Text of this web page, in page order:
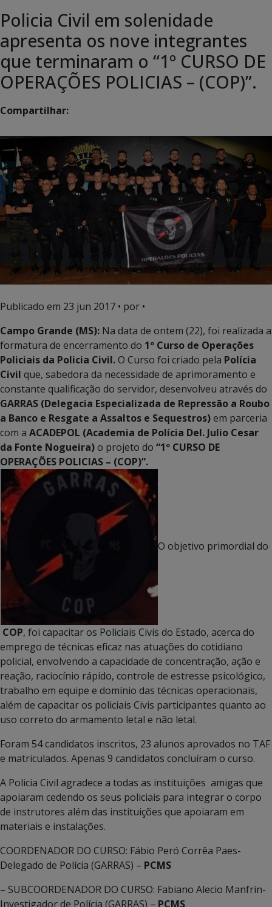
Policia Civil em solenidade
apresenta os nove integrantes
que terminaram o “1º CURSO DE
OPERAÇÕES POLICIAS – (COP)”.
Compartilhar:
Publicado em 23 jun 2017 • por •
Campo Grande (MS): Na data de ontem (22), foi realizada a
formatura de encerramento do 1º Curso de Operações
Policiais da Policia Civil.O Curso foi criado pela Polícia
Civil que, sabedora da necessidade de aprimoramento e
constante qualificação do servidor, desenvolveu através do
GARRAS (Delegacia Especializada de Repressão a Roubo
a Banco e Resgate a Assaltos e Sequestros)em parceria
com a ACADEPOL (Academia de Polícia Del. Julio Cesar
da Fonte Nogueira)o projeto do “1º CURSO DE
OPERAÇÕES POLICIAS – (COP)”.
O objetivo primordial do
COP, foi capacitar os Policiais Civis do Estado, acerca do
emprego de técnicas eficaz nas atuações do cotidiano
policial, envolvendo a capacidade de concentração, ação e
reação, raciocínio rápido, controle de estresse psicológico,
trabalho em equipe e domínio das técnicas operacionais,
além de capacitar os policiais Civis participantes quanto ao
uso correto do armamento letal e não letal.
Foram 54 candidatos inscritos, 23 alunos aprovados no TAF
e matriculados. Apenas 9 candidatos concluíram o curso.
A Policia Civil agradece a todas as instituições amigas que
apoiaram cedendo os seus policiais para integrar o corpo
de instrutores além das instituições que apoiaram em
materiais e instalações.
COORDENADOR DO CURSO: Fábio Peró Corrêa Paes-
Delegado de Polícia (GARRAS) – PCMS
– SUBCOORDENADOR DO CURSO: Fabiano Alecio Manfrin-
Investigador de Polícia (GARRAS) – PCMS